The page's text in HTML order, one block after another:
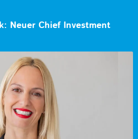
Neuer Chief Investment